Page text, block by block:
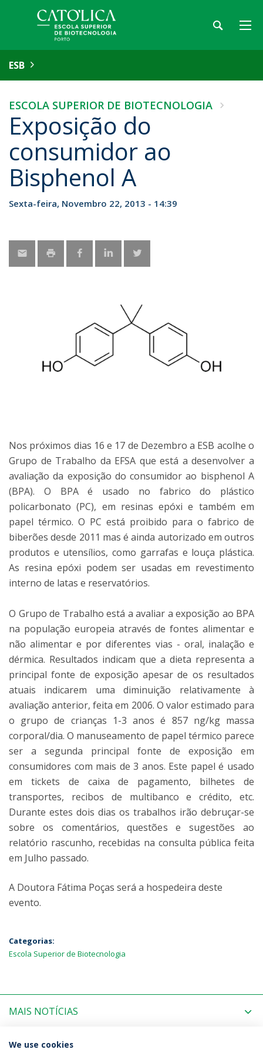
ESB
ESCOLA SUPERIOR DE BIOTECNOLOGIA
Exposição do
consumidor ao
Bisphenol A
Sexta-feira, Novembro 22, 2013 - 14:39
Nos próximos dias 16 e 17 de Dezembro a ESB acolhe o
Grupo de Trabalho da EFSA que está a desenvolver a
avaliação da exposição do consumidor ao bisphenol A
(BPA). O BPA é usado no fabrico do plástico
policarbonato (PC), em resinas epóxi e também em
papel térmico. O PC está proibido para o fabrico de
biberões desde 2011 mas é ainda autorizado em outros
produtos e utensílios, como garrafas e louça plástica.
As resina epóxi podem ser usadas em revestimento
interno de latas e reservatórios.
O Grupo de Trabalho está a avaliar a exposição ao BPA
na população europeia através de fontes alimentar e
não alimentar e por diferentes vias - oral, inalação e
dérmica. Resultados indicam que a dieta representa a
principal fonte de exposição apesar de os resultados
atuais indicarem uma diminuição relativamente à
avaliação anterior, feita em 2006. O valor estimado para
o grupo de crianças 1-3 anos é 857 ng/kg massa
corporal/dia. O manuseamento de papel térmico parece
ser a segunda principal fonte de exposição em
consumidores com mais de 3 anos. Este papel é usado
em tickets de caixa de pagamento, bilhetes de
transportes, recibos de multibanco e crédito, etc.
Durante estes dois dias os trabalhos irão debruçar-se
sobre os comentários, questões e sugestões ao
relatório rascunho, recebidas na consulta pública feita
em Julho passado.
A Doutora Fátima Poças será a hospedeira deste
evento.
Categorias:
Escola Superior de Biotecnologia
MAIS NOTÍCIAS
PRÓXIMOS EVENTOS
We use cookies